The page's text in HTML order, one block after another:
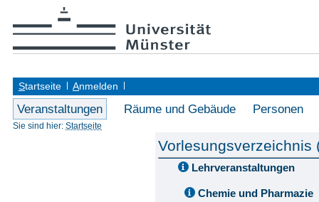
Startseite Anmelden
Veranstaltungen Räume und Gebäude Personen
Sie sind hier: Startseite
Vorlesungsverzeichnis
Lehrveranstaltungen
Chemie und Pharmazie